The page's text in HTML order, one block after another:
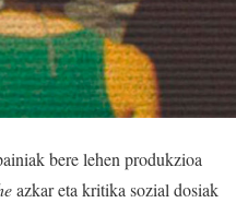
bere lehen produkzioa
azkar eta kritika sozial dosiak